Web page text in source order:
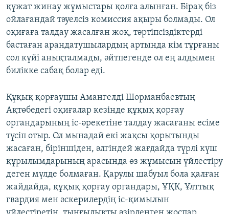
құжат жинау жұмыстары қолға алынған. Бірақ біз
ойлағандай тәуелсіз комиссия ақыры болмады. Ол
оқиғаға талдау жасалған жоқ, тәртіпсіздіктерді
бастаған арандатушылардың артында кім тұрғаны
сол күйі анықталмады, әйтпегенде ол ең алдымен
билікке сабақ болар еді.
Құқық қорғаушы Амангелді Шорманбаевтың
Ақтөбедегі оқиғалар кезінде құқық қорғау
органдарының іс-әрекетіне талдау жасағаны есіме
түсіп отыр. Ол мынадай екі жақсы қорытынды
жасаған, біріншіден, әлгіндей жағдайда түрлі күш
құрылымдарының арасында өз жұмысын үйлестіру
деген мүлде болмаған. Қарулы шабуыл бола қалған
жайдайда, құқық қорғау органдары, ҰҚК, Ұлттық
гвардия мен әскерилердің іс-қимылын